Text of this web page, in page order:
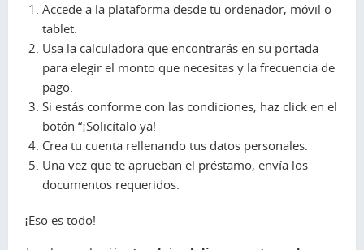
Accede a la plataforma desde tu ordenador, móvil o
tablet.
Usa la calculadora que encontrarás en su portada
para elegir el monto que necesitas y la frecuencia de
pago.
Si estás conforme con las condiciones, haz click en el
botón “¡Solicítalo ya!
Crea tu cuenta rellenando tus datos personales.
Una vez que te aprueban el préstamo, envía los
documentos requeridos.
¡Eso es todo!